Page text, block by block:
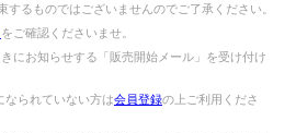
するものではございませんのでご了承ください。
をご確認くださいませ。
にお知らせする「販売開始メール」を受け付け
られていない方は会員登録の上ご利用くださ